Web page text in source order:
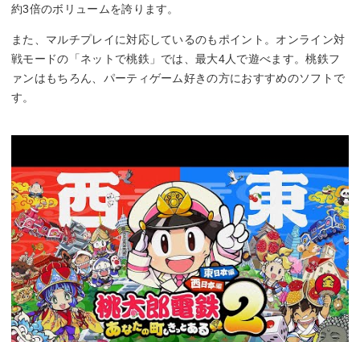
約3倍のボリュームを誇ります。
また、マルチプレイに対応しているのもポイント。オンライン対
戦モードの「ネットで桃鉄」では、最大4人で遊べます。桃鉄フ
ァンはもちろん、パーティゲーム好きの方におすすめのソフトで
す。